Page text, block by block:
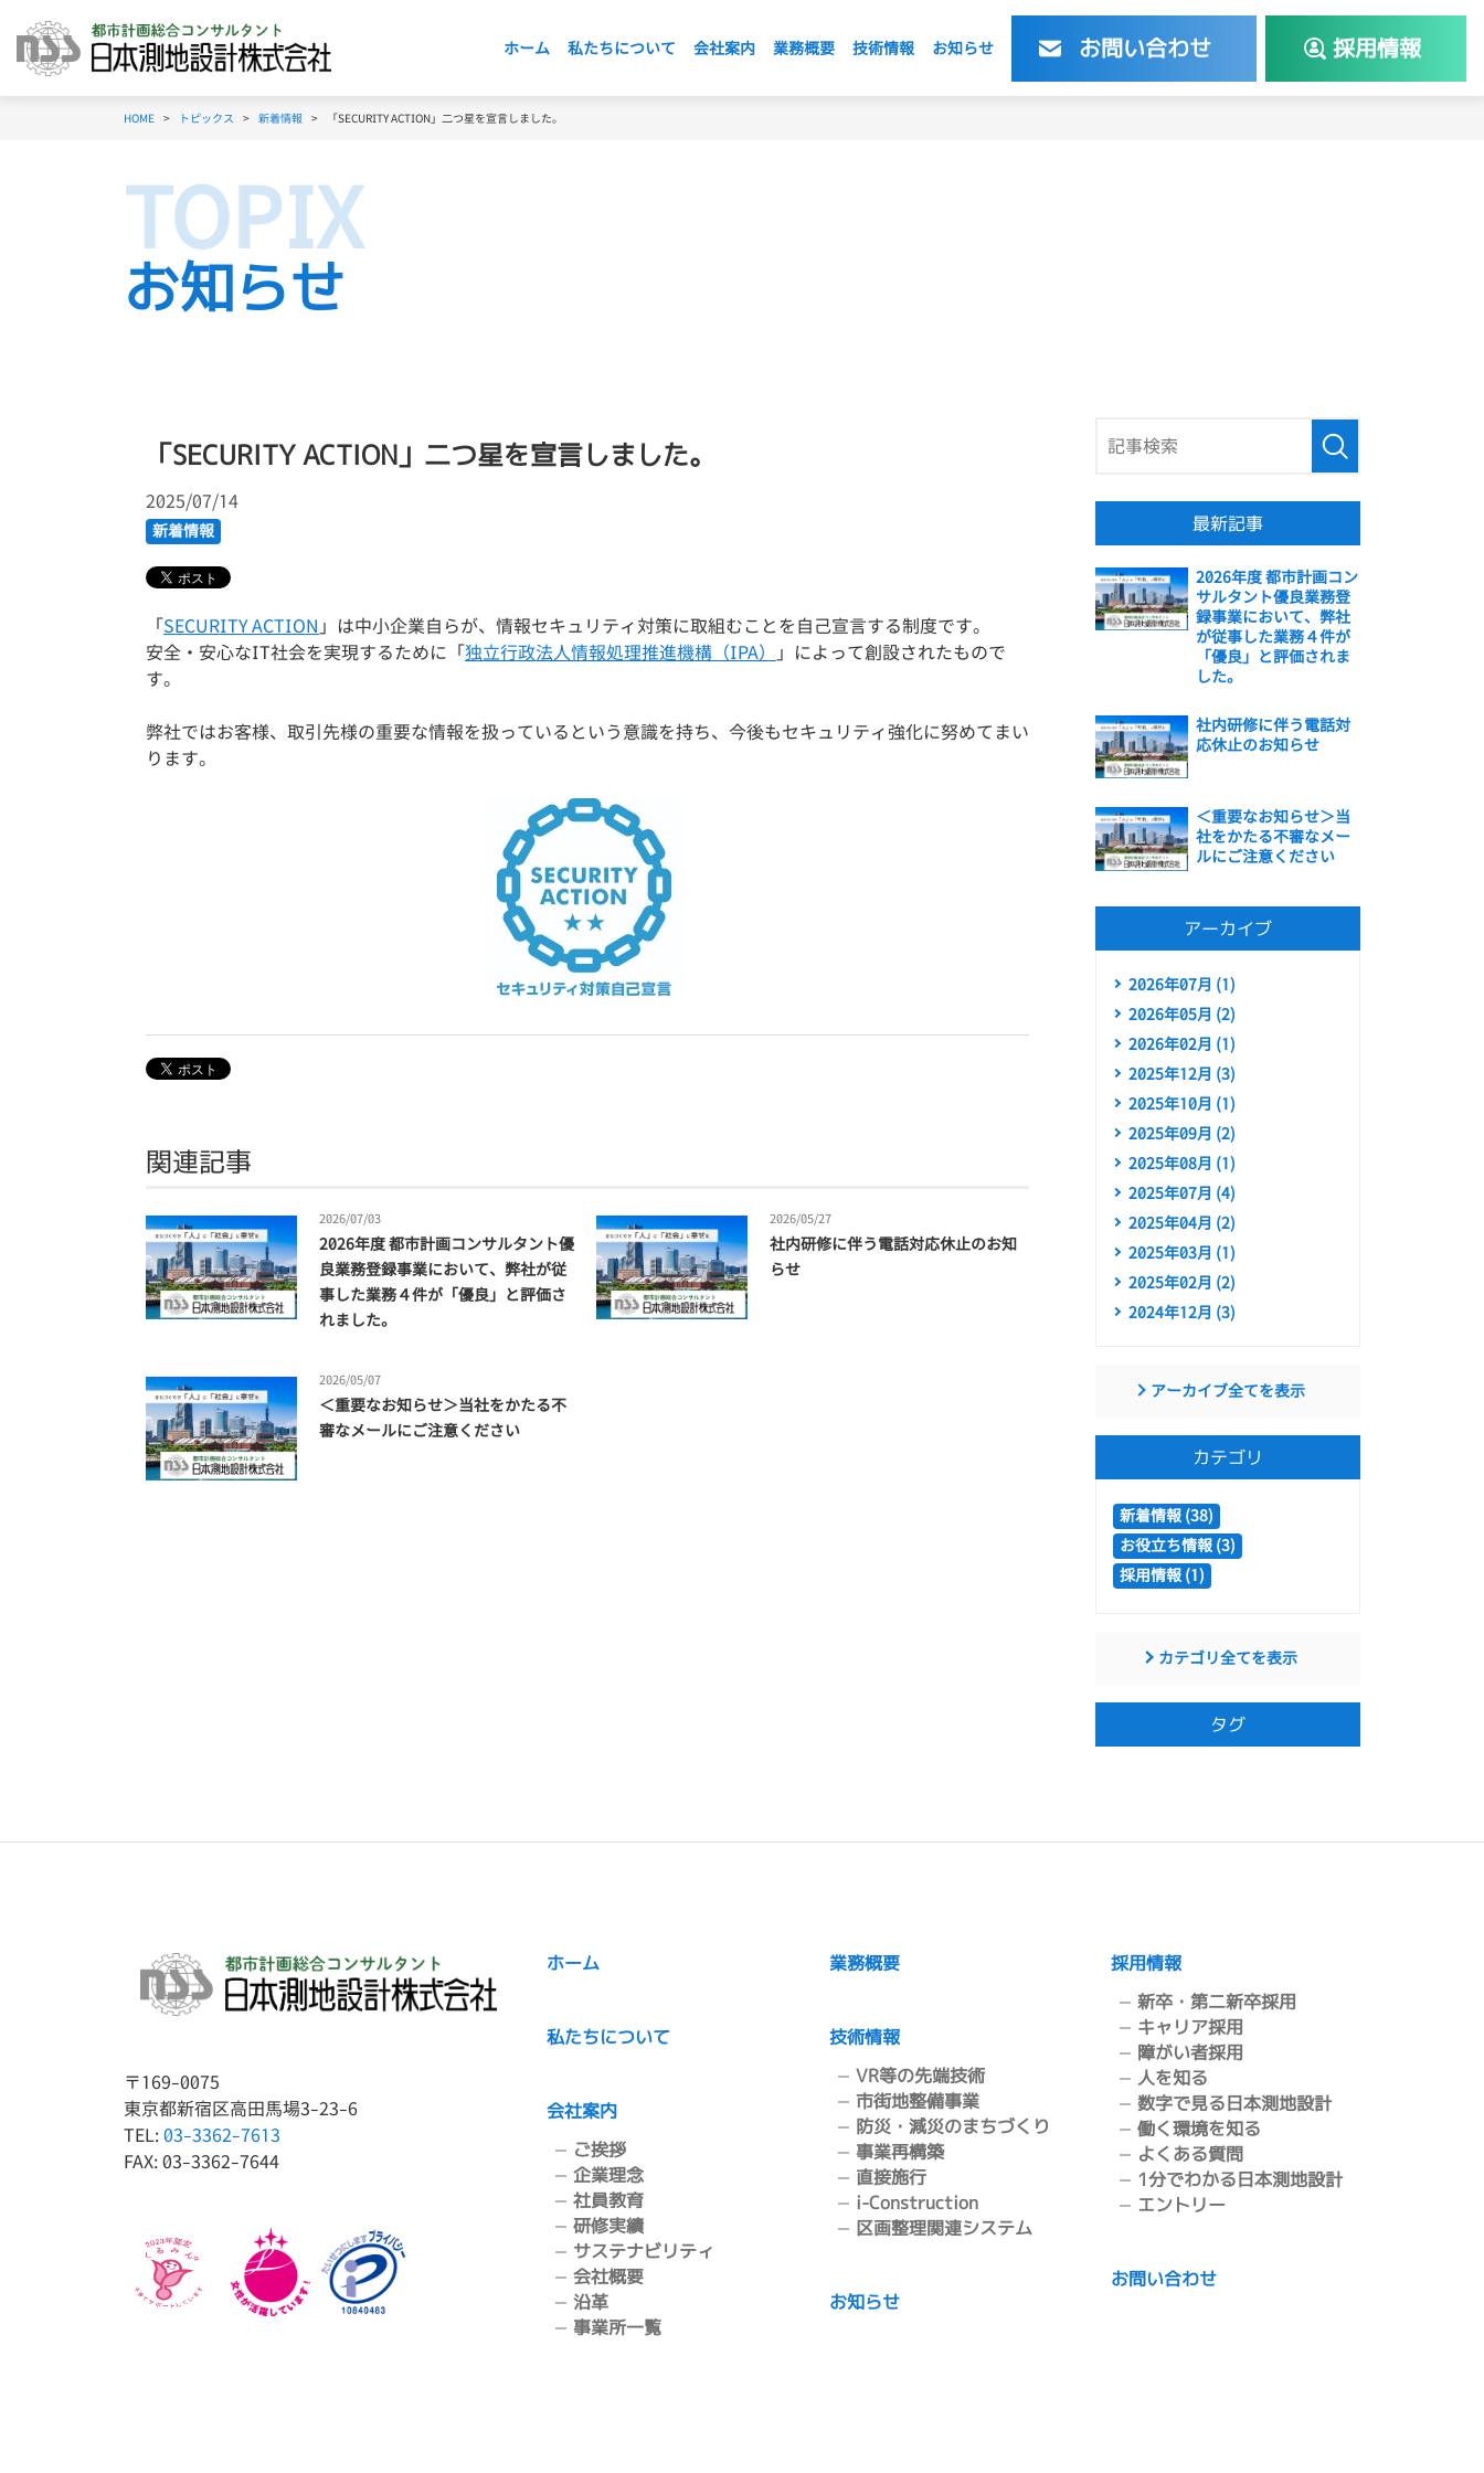
ホーム 私たちについて 会社案内 業務概要 技術情報 お知らせ お問い合わせ 採用情報
HOME トピックス 新着情報 「SECURITY ACTION」二つ星を宣言しました。
お知らせ
「SECURITY ACTION」二つ星を宣言しました。
2025/07/14
新着情報
「SECURITY ACTION 」は中小企業自らが、 情報セキュリティ対策に取組むことを自己宣言する制度です。
安全・安心なIT社会を実現するために「独立行政法人情報処理推進機構（IPA） 」 によって創設されたもので
す。
弊社ではお客様、 取引先様の重要な情報を扱っているという意識を持ち、 今後もセキュリティ強化に努めてまい
ります。
関連記事
2026/07/03
2026年度 都市計画コンサルタント優
良業務登録事業において、弊社が従
事した業務４件が「優良」と評価さ
れました。
2026/05/27
社内研修に伴う電話対応休止のお知
らせ
2026/05/07
＜重要なお知らせ＞当社をかたる不
審なメールにご注意ください
最新記事
2026年度 都市計画コン
サルタント優良業務登
録事業において、弊社
が従事した業務４件が
「優良」と評価されま
した。
社内研修に伴う電話対
応休止のお知らせ
＜重要なお知らせ＞当
社をかたる不審なメー
ルにご注意ください
アーカイブ
2026年07月 (1)
2026年05月 (2)
2026年02月 (1)
2025年12月 (3)
2025年10月 (1)
2025年09月 (2)
2025年08月 (1)
2025年07月 (4)
2025年04月 (2)
2025年03月 (1)
2025年02月 (2)
2024年12月 (3)
アーカイブ全てを表示
カテゴリ
新着情報 (38)
お役立ち情報 (3)
採用情報 (1)
カテゴリ全てを表示
タグ
〒169-0075
東京都新宿区高田馬場3-23-6
TEL:03-3362-7613
FAX: 03-3362-7644
ホーム
私たちについて
会社案内
ご挨拶
企業理念
社員教育
研修実績
サステナビリティ
会社概要
沿革
事業所一覧
業務概要
技術情報
VR等の先端技術
市街地整備事業
防災・減災のまちづくり
事業再構築
直接施行
i-Construction
区画整理関連システム
お知らせ
採用情報
新卒・第二新卒採用
キャリア採用
障がい者採用
人を知る
数字で見る日本測地設計
働く環境を知る
よくある質問
1分でわかる日本測地設計
エントリー
お問い合わせ